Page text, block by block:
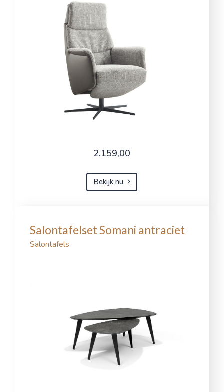
2.159,00
Bekijk nu
Salontafelset Somani antraciet
Salontafels